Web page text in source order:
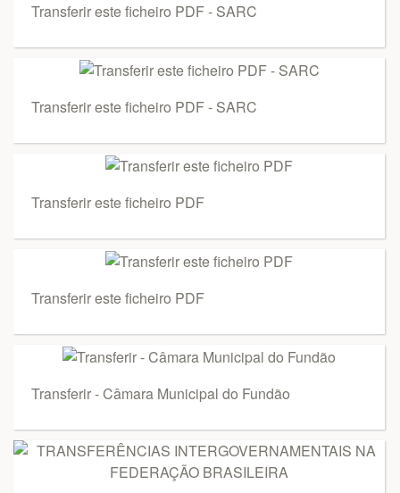
Transferir este ficheiro PDF - SARC
Transferir este ficheiro PDF - SARC
Transferir este ficheiro PDF
Transferir este ficheiro PDF
Transferir - Câmara Municipal do Fundão